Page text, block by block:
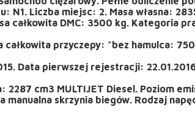
N1. Liczba miejsc: 2. Masa własna:
całkowita DMC: 3500 kg. Kategoria
całkowita przyczepy: "bez hamulca:
Data pierwszej rejestracji:
2287 cm3 MULTIJET Diesel. Poziom
manualna skrzynia biegów. Rodzaj